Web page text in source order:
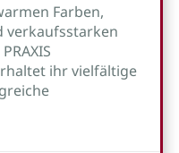
Farben,
verkaufsstarken
ihr vielfältige